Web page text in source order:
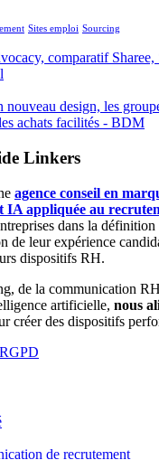
Sites emploi Sourcing
comparatif Sharee,
nouveau design, les
achats facilités - BDM
Linkers
agence conseil en
IA appliquée au
dans la définition
de leur expérience
dispositifs RH.
de la communication
artificielle, nous
créer des dispositifs
de recrutement